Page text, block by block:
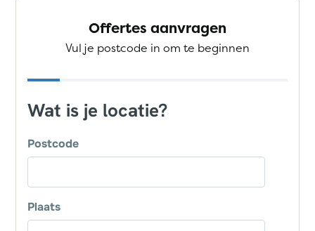
Offertes aanvragen
Vul je postcode in om te beginnen